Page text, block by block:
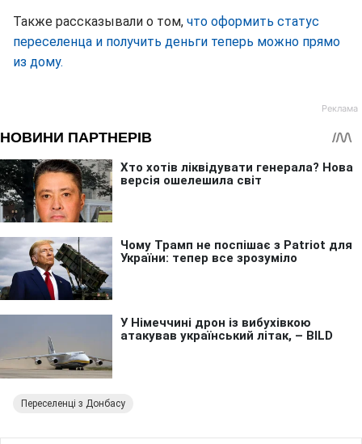
Также рассказывали о том, что оформить статус
переселенца и получить деньги теперь можно прямо
из дому.
Переселенці з Донбасу